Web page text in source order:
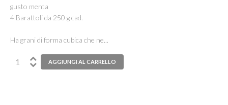
gusto menta
4 Barattoli da 250 g cad.
Ha grani di forma cubica che ne...